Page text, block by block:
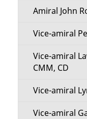
Amiral John
Vice-amiral
Vice-amiral
CMM, CD
Vice-amiral
Vice-amiral